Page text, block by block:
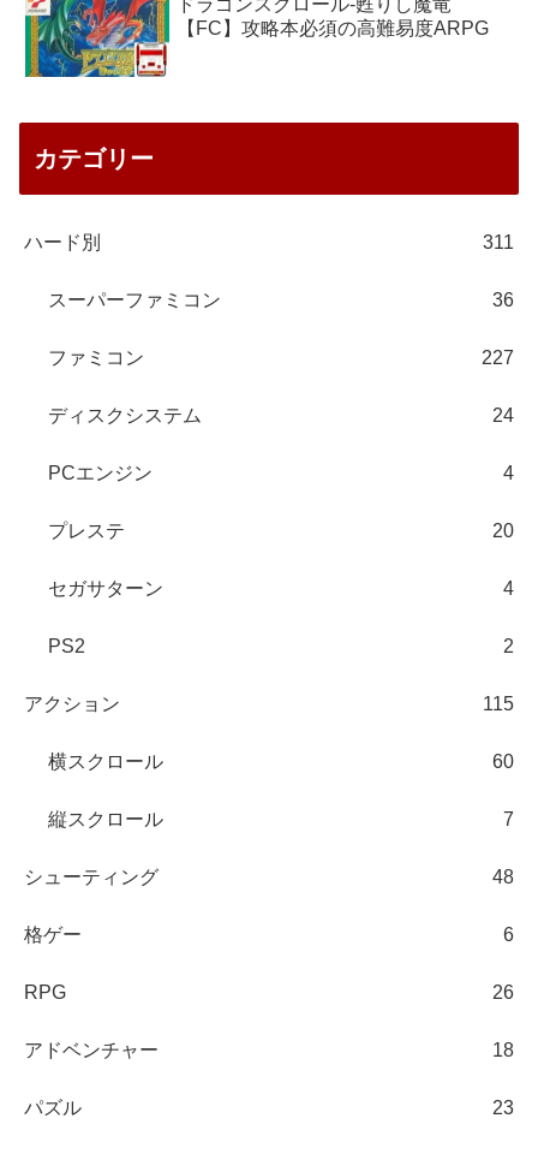
【FC】攻略本必須の高難易度ARPG
カテゴリー
ハード別 311
スーパーファミコン 36
ファミコン 227
ディスクシステム 24
PCエンジン 4
プレステ 20
セガサターン 4
PS2 2
アクション 115
横スクロール 60
縦スクロール 7
シューティング 48
格ゲー 6
RPG 26
アドベンチャー 18
パズル 23